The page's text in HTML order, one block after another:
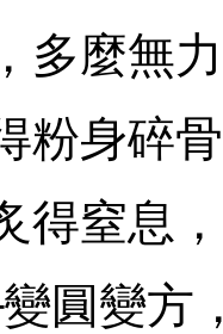
多麼無
粉身碎
得窒息，
圓變方